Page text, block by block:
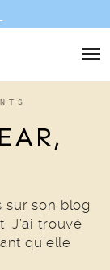
sur son blog
J’ai trouvé
qu’elle